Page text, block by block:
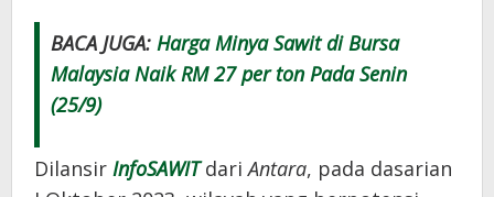
BACA JUGA: Harga Minya Sawit di Bursa
Malaysia Naik RM 27 per ton Pada Senin
(25/9)
Dilansir InfoSAWITdariAntara, pada dasarian